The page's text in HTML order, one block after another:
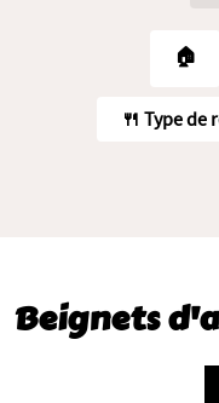
🏠
🍴 Type de
Beignets